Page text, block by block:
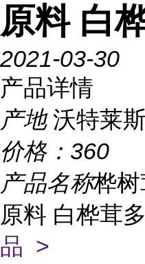
原料 白
2021-03-30
产品详情
产地 沃特莱斯
价格： 360
产品名称桦树
原料 白桦茸
品 >